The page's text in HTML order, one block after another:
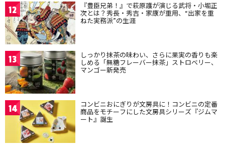
12 『豊臣兄弟！』で萩原護が演じる武将・小堀正
次とは？秀長・秀吉・家康が重用、“出家を重
ねた実務派”の生涯
13 しっかり抹茶の味わい、さらに果実の香りも楽
しめる「無糖フレーバー抹茶」ストロベリー、
マンゴー新発売
14 コンビニおにぎりが文房具に！コンビニの定番
商品をモチーフにした文房具シリーズ『ジムマ
ート』誕生